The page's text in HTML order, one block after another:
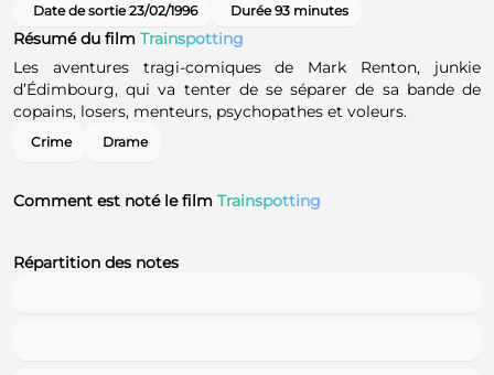
Date de sortie 23/02/1996 Durée 93 minutes
Résumé du film Trainspotting
Les aventures tragi-comiques de Mark Renton, junkie
d’Édimbourg, qui va tenter de se séparer de sa bande de
copains, losers, menteurs, psychopathes et voleurs.
Crime Drame
Comment est noté le film Trainspotting
Répartition des notes